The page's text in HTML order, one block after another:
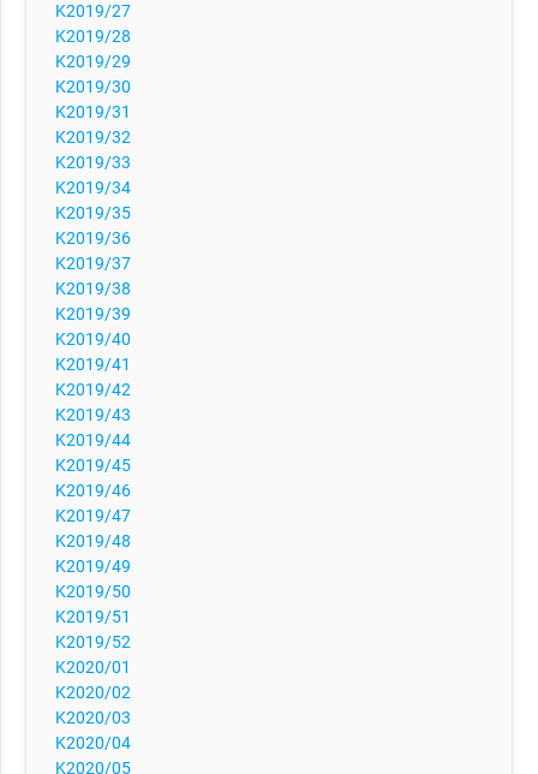
K2019/27
K2019/28
K2019/29
K2019/30
K2019/31
K2019/32
K2019/33
K2019/34
K2019/35
K2019/36
K2019/37
K2019/38
K2019/39
K2019/40
K2019/41
K2019/42
K2019/43
K2019/44
K2019/45
K2019/46
K2019/47
K2019/48
K2019/49
K2019/50
K2019/51
K2019/52
K2020/01
K2020/02
K2020/03
K2020/04
K2020/05